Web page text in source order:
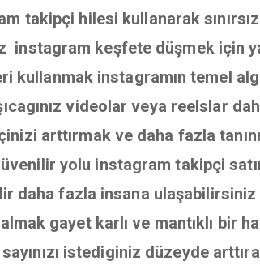
takipçi hilesi kullanarak
keşfete düşmek için
instagramın temel
videolar veya reelslar
arttırmak ve daha fazla
yolu instagram takipçi
daha fazla insana
gayet karlı ve mantıklı bir
istediginiz düzeyde